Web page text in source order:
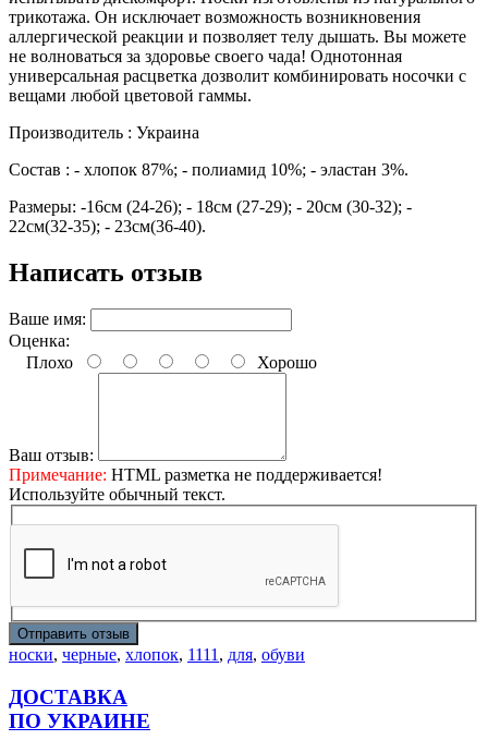
трикотажа. Он исключает возможность возникновения
аллергической реакции и позволяет телу дышать. Вы можете
не волноваться за здоровье своего чада! Однотонная
универсальная расцветка дозволит комбинировать носочки с
вещами любой цветовой гаммы.
Производитель : Украина
Состав : - хлопок 87%; - полиамид 10%; - эластан 3%.
Размеры: -16см (24-26); - 18см (27-29); - 20см (30-32); -
22см(32-35); - 23см(36-40).
Написать отзыв
Ваше имя:
Оценка:
Плохо
Хорошо
Ваш отзыв:
Примечание: HTML разметка не поддерживается!
Используйте обычный текст.
Отправить отзыв
носки, черные, хлопок, 1111 , для, обуви
ДОСТАВКА
ПО УКРАИНЕ